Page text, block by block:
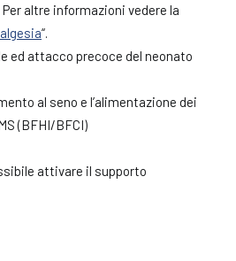
altre informazioni vedere la
“.
ed attacco precoce del neonato
al seno e l’alimentazione dei
(BFHI/BFCI)
attivare il supporto